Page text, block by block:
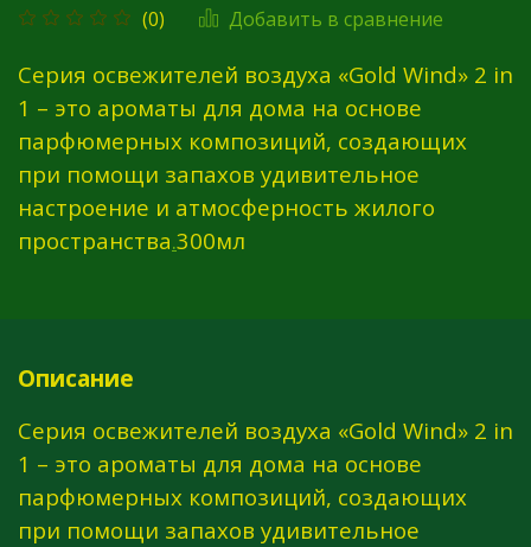
(0) Добавить в сравнение
Серия освежителей воздуха «Gold Wind» 2 in
1 – это ароматы для дома на основе
парфюмерных композиций, создающих
при помощи запахов удивительное
настроение и атмосферность жилого
пространства.300мл
Описание
Серия освежителей воздуха «Gold Wind» 2 in
1 – это ароматы для дома на основе
парфюмерных композиций, создающих
при помощи запахов удивительное